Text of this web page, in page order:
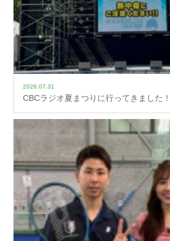
2026.07.31
CBCラジオ夏まつりに行ってきました！